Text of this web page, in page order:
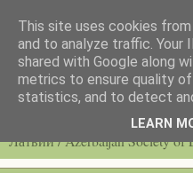
Latvijas azerbaidžāņu biedrību
Латвии / Azerbaijan Society of
This site uses cookies
and to analyze traffic. Your
shared with Google along
metrics to ensure quality
statistics, and to detect
LEARN